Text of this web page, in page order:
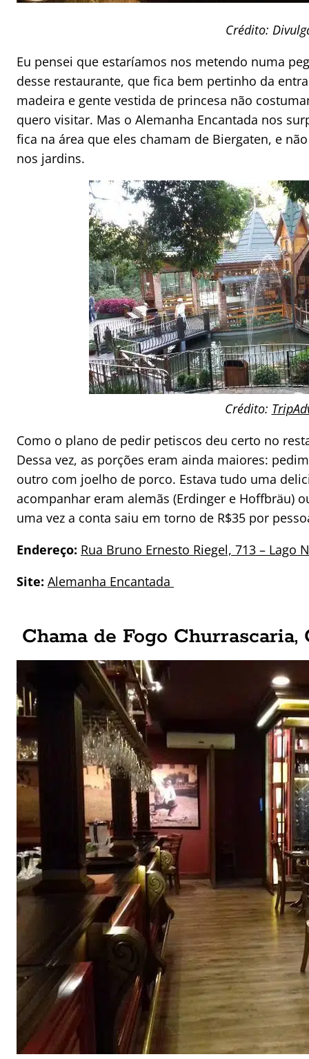
Crédito:
Eu pensei que estaríamos nos metendo numa
desse restaurante, que fica bem pertinho da
madeira e gente vestida de princesa não
quero visitar. Mas o Alemanha Encantada nos
fica na área que eles chamam de Biergaten, e
nos jardins.
Crédito:
Como o plano de pedir petiscos deu certo no
Dessa vez, as porções eram ainda maiores:
outro com joelho de porco. Estava tudo uma
acompanhar eram alemãs (Erdinger e Hoffbräu)
uma vez a conta saiu em torno de R$35 por
Endereço: Rua Bruno Ernesto Riegel, 713 – Lago
Site: Alemanha Encantada
Chama de Fogo Churrascaria,